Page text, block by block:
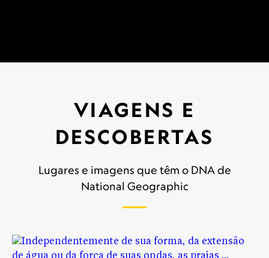
VIAGENS E
DESCOBERTAS
Lugares e imagens que têm o DNA de
National Geographic